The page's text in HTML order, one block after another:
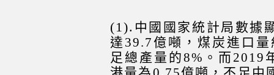
(1). 中國國家統計局數據
達39.7億噸，煤炭進口
足總產量的8%。而2019